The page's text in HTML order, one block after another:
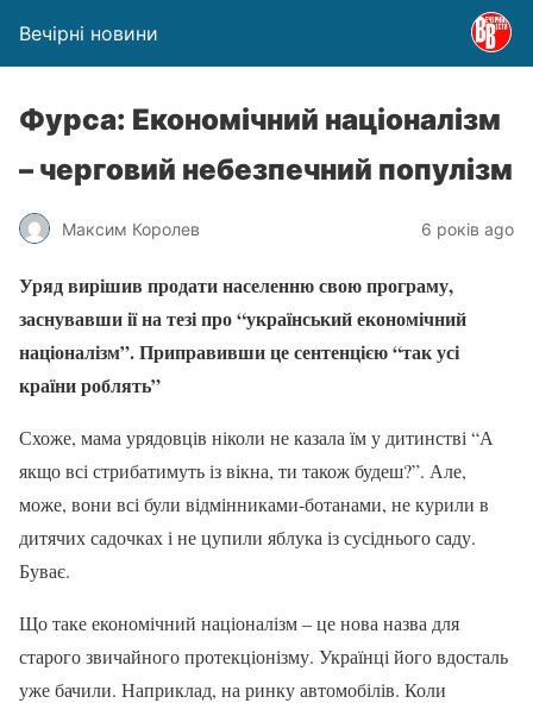
Вечірні новини
Фурса: Економічний націоналізм
– черговий небезпечний популізм
Максим Королев 6 років ago
Уряд вирішив продати населенню свою програму,
заснувавши ії на тезі про “український економічний
націоналізм”. Приправивши це сентенцією “так усі
країни роблять”
Схоже, мама урядовців ніколи не казала їм у дитинстві “А
якщо всі стрибатимуть із вікна, ти також будеш?”. Але,
може, вони всі були відмінниками-ботанами, не курили в
дитячих садочках і не цупили яблука із сусіднього саду.
Буває.
Що таке економічний націоналізм – це нова назва для
старого звичайного протекціонізму. Українці його вдосталь
уже бачили. Наприклад, на ринку автомобілів. Коли